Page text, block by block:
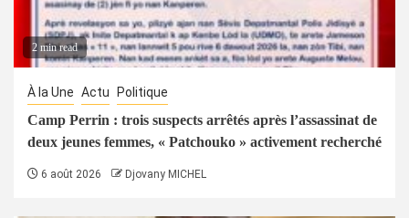
2 min read
À la Une Actu Politique
Camp Perrin : trois suspects arrêtés après l’assassinat de
deux jeunes femmes, « Patchouko » activement recherché
6 août 2026 Djovany MICHEL